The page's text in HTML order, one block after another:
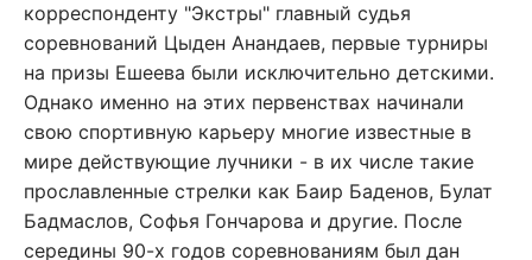
корреспонденту "Экстры" главный судья
соревнований Цыден Анандаев, первые турниры
на призы Ешеева были исключительно детскими.
Однако именно на этих первенствах начинали
свою спортивную карьеру многие известные в
мире действующие лучники - в их числе такие
прославленные стрелки как Баир Баденов, Булат
Бадмаслов, Софья Гончарова и другие. После
середины 90-х годов соревнованиям был дан